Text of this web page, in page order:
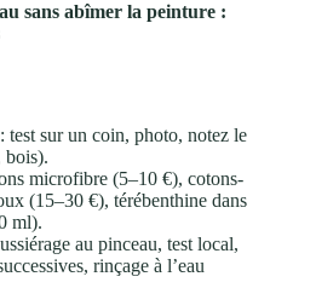
sans abîmer la peinture :
: test sur un coin, photo, notez le
bois).
microfibre (5–10 €), cotons-
(15–30 €), térébenthine dans
ml).
au pinceau, test local,
rinçage à l’eau